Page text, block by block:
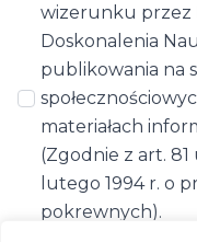
wizerunku przez
Doskonalenia
publikowania na
materiałach
(Zgodnie z art.
lutego 1994 r. o
pokrewnych).